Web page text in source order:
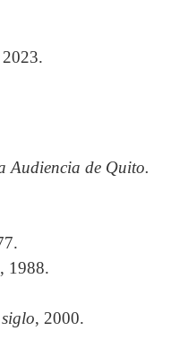
Audiencia de Quito.
, 1988.
, 2000.